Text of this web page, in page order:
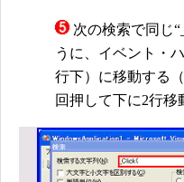
次の検索で同じ
うに、イベント・
行下）に移動する
回押して下に2行移